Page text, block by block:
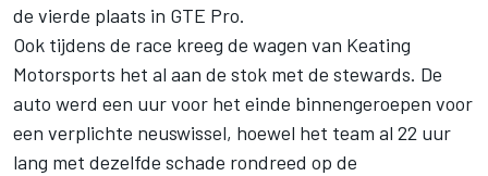
de vierde plaats in GTE Pro.
Ook tijdens de race kreeg de wagen van Keating
Motorsports het al aan de stok met de stewards. De
auto werd een uur voor het einde binnengeroepen voor
een verplichte neuswissel, hoewel het team al 22 uur
lang met dezelfde schade rondreed op de